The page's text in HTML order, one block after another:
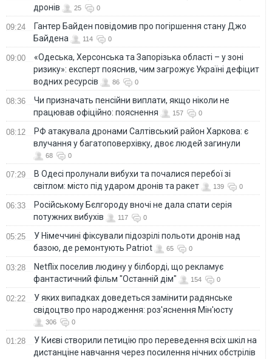
дронів
25 0
09:24
Гантер Байден повідомив про погіршення стану Джо
Байдена
114 0
09:00
«Одеська, Херсонська та Запорізька області – у зоні
ризику»: експерт пояснив, чим загрожує Україні дефіцит
водних ресурсів
86 0
08:36
Чи призначать пенсійни виплати, якщо ніколи не
працював офіційно: пояснення
157 0
08:12
РФ атакувала дронами Салтівський район Харкова: є
влучання у багатоповерхівку, двоє людей загинули
68 0
07:29
В Одесі пролунали вибухи та почалися перебої зі
світлом: місто під ударом дронів та ракет
139 0
06:33
Російському Бєлгороду вночі не дала спати серія
потужних вибухів
117 0
05:25
У Німеччині фіксували підозрілі польоти дронів над
базою, де ремонтують Patriot
65 0
03:28
Netflix поселив людину у білборді, що рекламує
фантастичний фільм "Останній дім"
154 0
02:22
У яких випадках доведеться замінити радянське
свідоцтво про народження: роз'яснення Мін'юсту
306 0
01:28
У Києві створили петицію про переведення всіх шкіл на
дистанціне навчання через посилення нічних обстрілів